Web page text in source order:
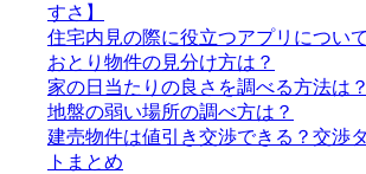
すさ】
住宅内見の際に役立つアプリについて
おとり物件の見分け方は？
家の日当たりの良さを調べる方法は？
地盤の弱い場所の調べ方は？
建売物件は値引き交渉できる？交渉
トまとめ